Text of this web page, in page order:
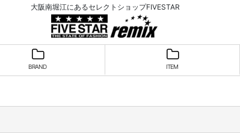
大阪南堀江にあるセレクトショップFIVESTAR
BRAND ITEM